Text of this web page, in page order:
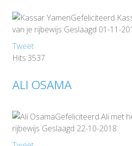
Gefeliciteerd
van je rijbewijs Geslaagd 01-11-
Tweet
Hits:3537
ALI OSAMA
Gefeliciteerd Ali met
rijbewijs Geslaagd 22-10-2018